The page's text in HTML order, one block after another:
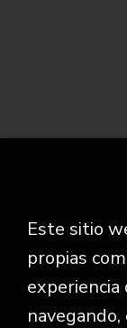
Este sitio
propias
experiencia